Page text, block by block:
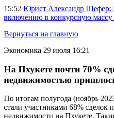
15:52 Юрист Александр Шефер:
включению в конкурсную массу
Вернуться на главную
Экономика 29 июля 16:21
На Пхукете почти 70%
недвижимостью
По итогам полугода (ноябрь
стали участниками 68%
недвижимости на Пхукете.